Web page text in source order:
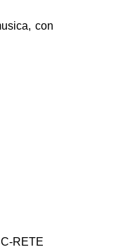
con
RETE